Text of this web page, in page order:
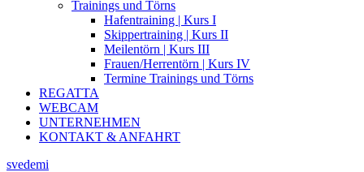
Trainings und Törns
Hafentraining | Kurs I
Skippertraining | Kurs II
Meilentörn | Kurs III
Frauen/Herrentörn | Kurs IV
Termine Trainings und Törns
REGATTA
WEBCAM
UNTERNEHMEN
KONTAKT & ANFAHRT
svedemi